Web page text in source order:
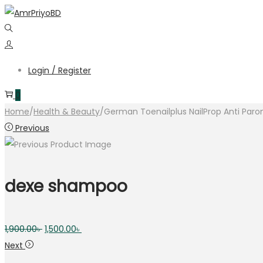
Skip
to
navigation
Skip
to
content
Login / Register
0
Home/Health & Beauty/German Toenailplus NailProp Anti
Previous
dexe shampoo
1,900.00৳ Original
1,500.00৳
Next